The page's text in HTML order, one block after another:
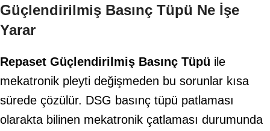
Güçlendirilmiş Basınç Tüpü Ne İşe
Yarar
Repaset Güçlendirilmiş Basınç Tüpü ile
mekatronik pleyti değişmeden bu sorunlar kısa
sürede çözülür. DSG basınç tüpü patlaması
olarakta bilinen mekatronik çatlaması durumunda